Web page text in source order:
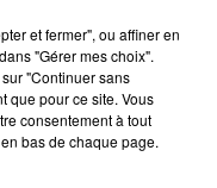
NORD
et fermer", ou affiner en
"Gérer mes choix".
"Continuer sans
que pour ce site. Vous
consentement à tout
bas de chaque page.